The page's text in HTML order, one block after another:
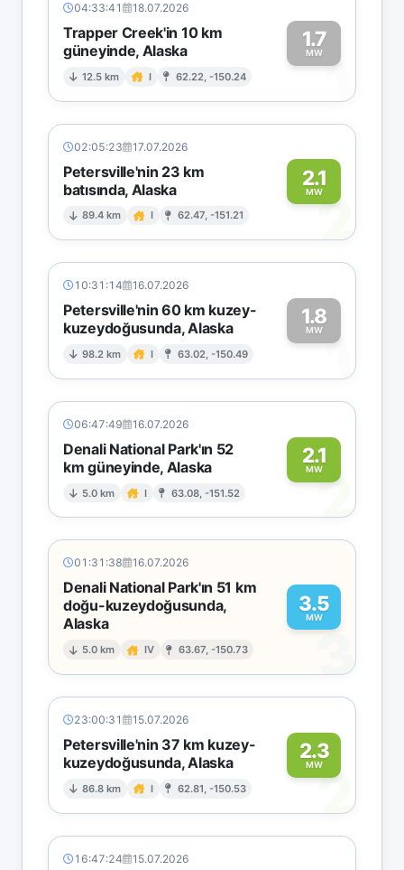
04:33:41 18.07.2026
Trapper Creek'in 10 km
güneyinde, Alaska
12.5 km I 62.22, -150.24
1.7
MW1
02:05:23 17.07.2026
Petersville'nin 23 km
batısında, Alaska
89.4 km I 62.47, -151.21
2.1
MW2
10:31:14 16.07.2026
Petersville'nin 60 km kuzey-
kuzeydoğusunda, Alaska
98.2 km I 63.02, -150.49
1.8
MW1
06:47:49 16.07.2026
Denali National Park'ın 52
km güneyinde, Alaska
5.0 km I 63.08, -151.52
2.1
MW2
01:31:38 16.07.2026
Denali National Park'ın 51 km
doğu-kuzeydoğusunda,
Alaska
5.0 km IV 63.67, -150.73
3.5
MW
3
23:00:31 15.07.2026
Petersville'nin 37 km kuzey-
kuzeydoğusunda, Alaska
86.8 km I 62.81, -150.53
2.3
MW2
16:47:24 15.07.2026